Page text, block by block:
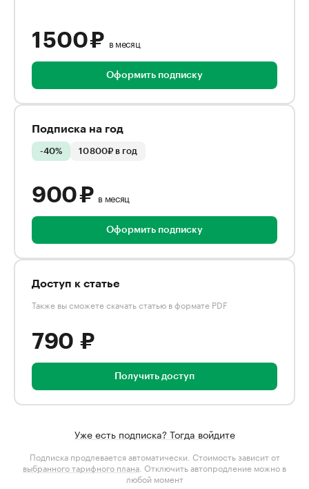
1 500 ₽ в месяц
Оформить подписку
Подписка на год
-40% 10 800₽ в год
900 ₽ в месяц
Оформить подписку
Доступ к статье
Также вы сможете скачать статью в формате PDF
790 ₽
Получить доступ
Уже есть подписка? Тогда войдите
Подписка продлевается автоматически. Стоимость зависит от
выбранного тарифного плана . Отключить автопродление можно в
любой момент